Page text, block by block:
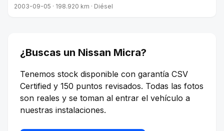
2003-09-05 · 198.920 km · Diésel
¿Buscas un Nissan Micra?
Tenemos stock disponible con garantía CSV
Certified y 150 puntos revisados. Todas las fotos
son reales y se toman al entrar el vehículo a
nuestras instalaciones.